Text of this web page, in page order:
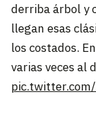
derriba árbol y
llegan esas
los costados.
varias veces al